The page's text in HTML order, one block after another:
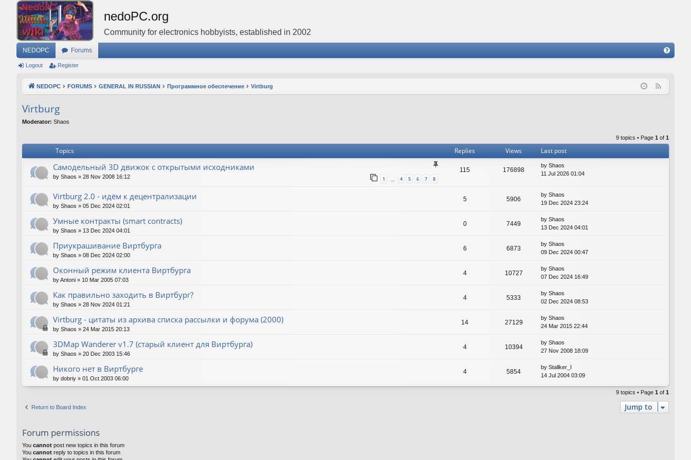
nedoPC.org
Community for electronics hobbyists, established in 2002
NEDOPC Forums
Q
Logout Register
NEDOPC FORUMS GENERAL IN RUSSIAN Программное обеспечение Virtburg
Virtburg
Moderator: Shaos
9 topics • Page 1 of 1
Topics Replies Views Last post
Самодельный 3D движок с открытыми исходниками
by Shaos » 28 Nov 2008 16:12 1 4 5 6 7 8
115 176898
by Shaos
11 Jul 2026 01:04
Virtburg 2.0 - идём к децентрализации
by Shaos » 05 Dec 2024 02:01
5 5906
by Shaos
19 Dec 2024 23:24
Умные контракты (smart contracts)
by Shaos » 13 Dec 2024 04:01
0 7449
by Shaos
13 Dec 2024 04:01
Приукрашивание Виртбурга
by Shaos » 08 Dec 2024 02:00
6 6873
by Shaos
09 Dec 2024 00:47
Оконный режим клиента Виртбурга
byAntoni » 10 Mar 2005 07:03
4 10727
by Shaos
07 Dec 2024 16:49
Как правильно заходить в Виртбург?
by Shaos » 28 Nov 2024 01:21
4 5333
by Shaos
02 Dec 2024 08:53
Virtburg - цитаты из архива списка рассылки и форума (2000)
by Shaos » 24 Mar 2015 20:13
14 27129
by Shaos
24 Mar 2015 22:44
3DMap Wanderer v1.7 (старый клиент для Виртбурга)
by Shaos » 20 Dec 2003 15:46
4 10394
by Shaos
27 Nov 2008 18:09
Никого нет в Виртбурге
by dobriy » 01 Oct 2003 06:00
4 5854
by Stallker_I
14 Jul 2004 03:09
9 topics • Page 1 of 1
Return to Board Index Jump to
Forum permissions
You cannot post new topics in this forum
You cannot reply to topics in this forum